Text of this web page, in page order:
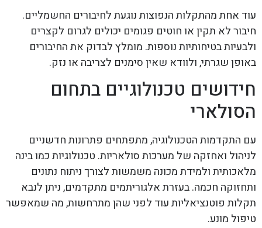
עוד אחת מהתקלות הנפוצות נוגעת לחיבורים החשמליים.
חיבור לא תקין או חוטים פגומים יכולים לגרום לקצרים
ולבעיות בטיחותיות נוספות. מומלץ לבדוק את החיבורים
באופן שגרתי, ולוודא שאין סימנים לצריבה או נזק.
חידושים טכנולוגיים בתחום
הסולארי
עם התקדמות הטכנולוגיה, מתפתחים פתרונות חדשניים
לניהול ואחזקה של מערכות סולאריות. טכנולוגיות כמו בינה
מלאכותית ולמידת מכונה משמשות לצורך ניתוח נתונים
ותחזוקה חכמה. בעזרת אלגוריתמים מתקדמים, ניתן לנבא
תקלות פוטנציאליות עוד לפני שהן מתרחשות, מה שמאפשר
טיפול מונע.